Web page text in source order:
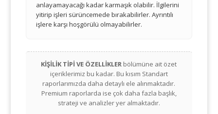
anlayamayacağı kadar karmaşık olabilir. İlgilerini
yitirip işleri sürüncemede bırakabilirler. Ayrıntılı
işlere karşı hoşgörülü olmayabilirler.
KİŞİLİK TİPİ VE ÖZELLİKLER bölümüne ait özet
içeriklerimiz bu kadar. Bu kısım Standart
raporlarımızda daha detaylı ele alınmaktadır.
Premium raporlarda ise çok daha fazla başlık,
strateji ve analizler yer almaktadır.